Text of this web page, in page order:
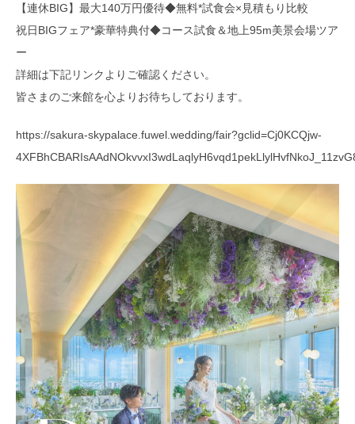
【連休BIG】最大140万円優待◆無料*試食会×見積もり比較
祝日BIGフェア*豪華特典付◆コース試食＆地上95m美景会場ツア
ー
詳細は下記リンクよりご確認ください。
皆さまのご来館を心よりお待ちしております。
https://sakura-skypalace.fuwel.wedding/fair?gclid=Cj0KCQjw-